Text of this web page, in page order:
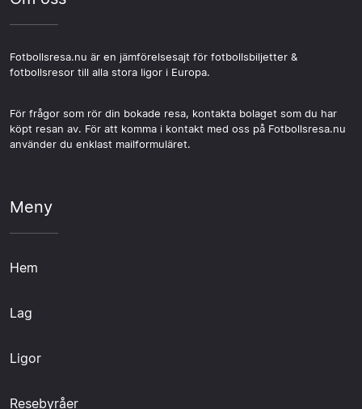
Fotbollsresa.nu är en jämförelsesajt för fotbollsbiljetter &
fotbollsresor till alla stora ligor i Europa.
För frågor som rör din bokade resa, kontakta bolaget som du har
köpt resan av. För att komma i kontakt med oss på Fotbollsresa.nu
använder du enklast mailformuläret.
Meny
Hem
Lag
Ligor
Resebyråer